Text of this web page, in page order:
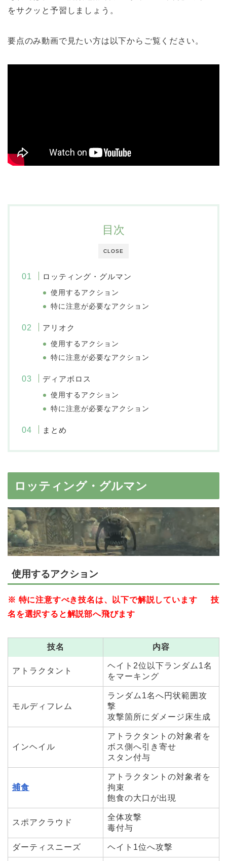
をサクッと予習しましょう。
要点のみ動画で見たい方は以下からご覧ください。
CLOSE
目次
ロッティング・グルマン
使用するアクション
特に注意が必要なアクション
アリオク
使用するアクション
特に注意が必要なアクション
ディアボロス
使用するアクション
特に注意が必要なアクション
まとめ
ロッティング・グルマン
使用するアクション
※ 特に注意すべき技名は、以下で解説しています 技
名を選択すると解説部へ飛びます
技名 内容
アトラクタント
ヘイト2位以下ランダム1名
をマーキング
モルディフレム
ランダム1名へ円状範囲攻
撃
攻撃箇所にダメージ床生成
インヘイル
アトラクタントの対象者を
ボス側へ引き寄せ
スタン付与
捕食
アトラクタントの対象者を
拘束
飽食の大口が出現
スポアクラウド
全体攻撃
毒付与
ダーティスニーズ ヘイト1位へ攻撃